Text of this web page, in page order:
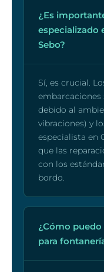
¿Es
especializado
Sebo?
Sí, es crucial.
embarcaciones
debido al
vibraciones) y
especialista en
que las
con los
bordo.
¿Cómo
para